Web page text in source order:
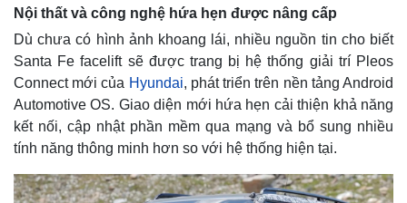
Nội thất và công nghệ hứa hẹn được nâng cấp
Dù chưa có hình ảnh khoang lái, nhiều nguồn tin cho biết
Santa Fe facelift sẽ được trang bị hệ thống giải trí Pleos
Connect mới của Hyundai, phát triển trên nền tảng Android
Automotive OS. Giao diện mới hứa hẹn cải thiện khả năng
kết nối, cập nhật phần mềm qua mạng và bổ sung nhiều
tính năng thông minh hơn so với hệ thống hiện tại.